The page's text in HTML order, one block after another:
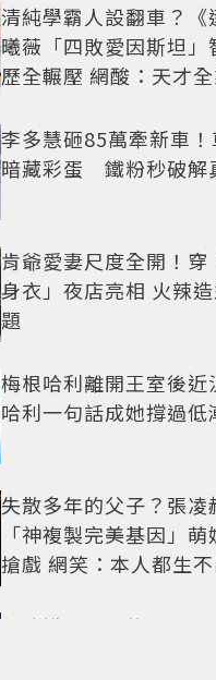
清純學霸人設翻車？《
曦薇「四敗愛因斯坦」
歷全輾壓 網酸：天才
李多慧砸85萬牽新車
暗藏彩蛋 鐵粉秒破解
肯爺愛妻尺度全開！穿
身衣」夜店亮相 火辣
題
梅根哈利離開王室後近
哈利一句話成她撐過低
失散多年的父子？張凌
「神複製完美基因」
搶戲 網笑：本人都生
柯佳嬿罕見表態挺公視